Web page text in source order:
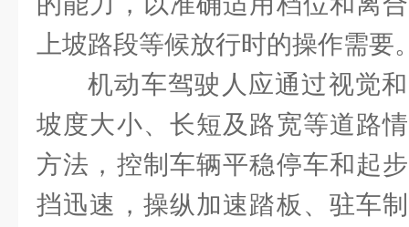
上坡路段等候放行时的操作需要
机动车驾驶人应通过视觉
坡度大小、长短及路宽等道路
方法，控制车辆平稳停车和起
挡迅速，操纵加速踏板、驻车